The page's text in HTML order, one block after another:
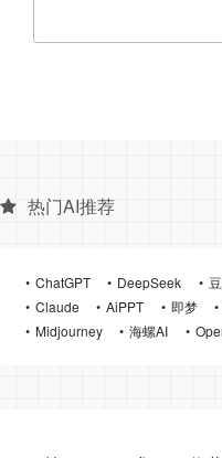
热门AI推荐
ChatGPT DeepSeek
Claude
AiPPT 即梦
Midjourney
海螺AI